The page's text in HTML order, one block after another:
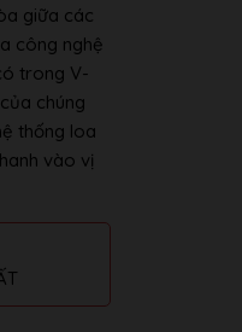
giữa các
công nghệ
trong V-
chúng
thống loa
vào vị